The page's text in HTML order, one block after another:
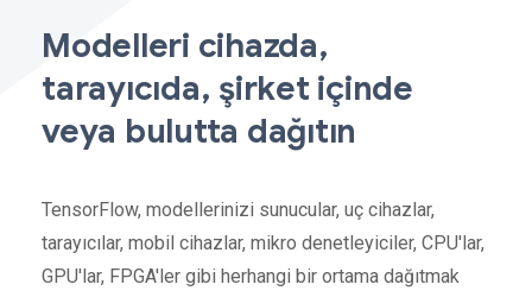
Modelleri cihazda,
tarayıcıda, şirket içinde
veya bulutta dağıtın
TensorFlow, modellerinizi sunucular, uç cihazlar,
tarayıcılar, mobil cihazlar, mikro denetleyiciler, CPU'lar,
GPU'lar, FPGA'ler gibi herhangi bir ortama dağıtmak